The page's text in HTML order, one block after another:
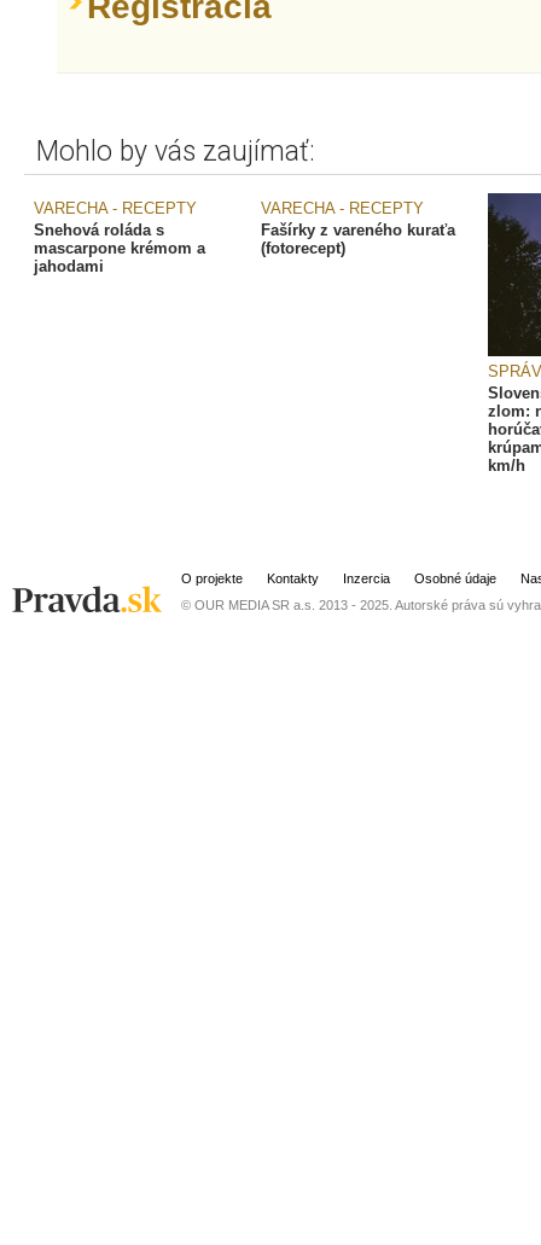
Mohlo by vás zaujímať:
VARECHA - RECEPTY
Snehová roláda s
mascarpone krémom a
jahodami
VARECHA - RECEPTY
Fašírky z vareného kuraťa
(fotorecept)
zlom:
km/h
O projekte Kontakty Inzercia Osobné údaje
© OUR MEDIA SR a.s. 2013 - 2025. Autorské práva sú